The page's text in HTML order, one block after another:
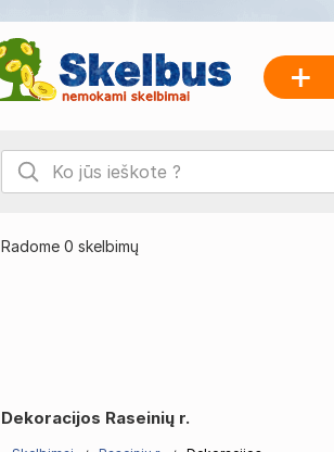
Radome 0 skelbimų
Dekoracijos Raseinių r.